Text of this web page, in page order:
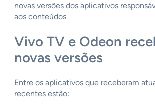
novas versões dos aplicativos
aos conteúdos.
Vivo TV e Odeon
novas versões
Entre os aplicativos que receberam
recentes estão: